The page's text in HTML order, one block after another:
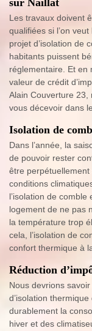
sur Naillat
Les travaux doivent
qualifiées si l’on
projet d’isolation de
habitants puissent
réglementaire. Et en
valeur de crédit
Alain Couverture
vous décevoir dans
Isolation de
Dans l’année, la
de pouvoir rester
être
conditions
l’isolation de
logement de ne pas
la température trop
cela, l’isolation de
confort thermique à
Réduction
Nous devrions savoir
d’isolation
durablement la
hiver et des